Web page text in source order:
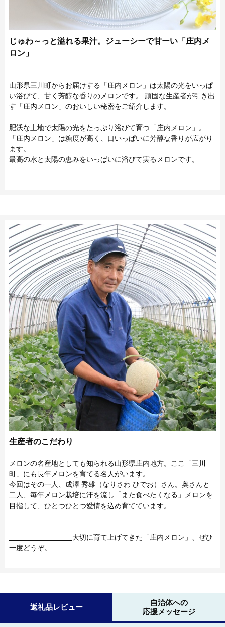
じゅわ～っと溢れる果汁。ジューシーで甘ーい「庄内メ
ロン」
山形県三川町からお届けする「庄内メロン」は太陽の光をいっぱ
い浴びて、甘く芳醇な香りのメロンです。 頑固な生産者が引き出
す「庄内メロン」のおいしい秘密をご紹介します。
肥沃な土地で太陽の光をたっぷり浴びて育つ「庄内メロン」。
「庄内メロン」は糖度が高く、口いっぱいに芳醇な香りが広がり
ます。
最高の水と太陽の恵みをいっぱいに浴びて実るメロンです。
生産者のこだわり
メロンの名産地としても知られる山形県庄内地方。ここ「三川
町」にも長年メロンを育てる名人がいます。
今回はその一人、成澤 秀雄（なりさわ ひでお）さん。奥さんと
二人、毎年メロン栽培に汗を流し「また食べたくなる」メロンを
目指して、ひとつひとつ愛情を込め育てています。
大切に育て上げてきた「庄内メロン」、ぜひ
一度どうぞ。
返礼品レビュー
自治体への
応援メッセージ